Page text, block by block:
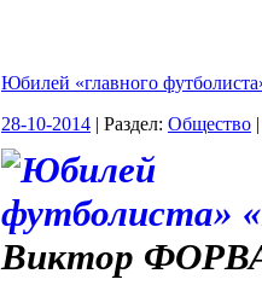
Юбилей «главного
28-10-2014 | Раздел: Общество
Виктор